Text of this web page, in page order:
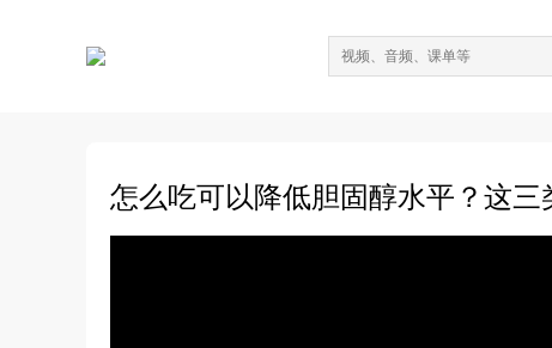
怎么吃可以降低胆固醇水平？这